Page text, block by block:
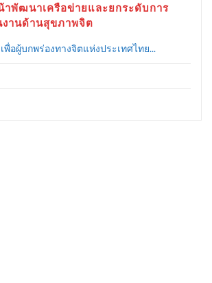
าพัฒนาเครือข่ายและยกระดับการ
งานด้านสุขภาพจิต
พื่อผู้บกพร่องทางจิตแห่งประเทศไทย...